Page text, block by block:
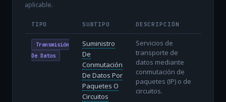
aplicable.
TIPO SUBTIPO DESCRIPCIÓN
Transmisión
De Datos
Suministro
De
Conmutación
De Datos Por
Paquetes O
Circuitos
Servicios de
transporte de
datos mediante
conmutación de
paquetes (IP) o de
circuitos.